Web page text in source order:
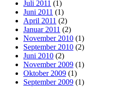
Juli 2011 (1)
Juni 2011 (1)
April 2011 (2)
Januar 2011 (2)
November 2010 (1)
September 2010 (2)
Juni 2010 (2)
November 2009 (1)
Oktober 2009 (1)
September 2009 (1)